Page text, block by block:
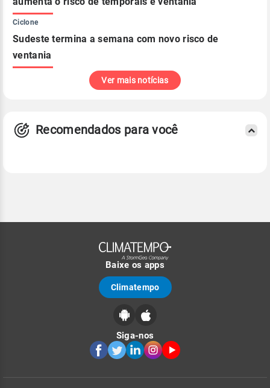
Ciclone
Sudeste termina a semana com novo risco de
ventania
Ver mais notícias
Recomendados para você
Baixe os apps
Climatempo
Siga-nos